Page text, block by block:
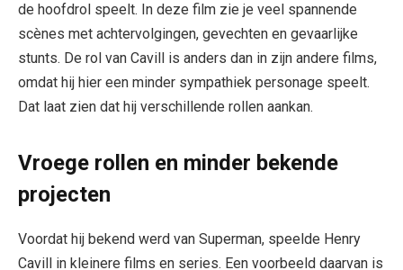
de hoofdrol speelt. In deze film zie je veel spannende
scènes met achtervolgingen, gevechten en gevaarlijke
stunts. De rol van Cavill is anders dan in zijn andere films,
omdat hij hier een minder sympathiek personage speelt.
Dat laat zien dat hij verschillende rollen aankan.
Vroege rollen en minder bekende
projecten
Voordat hij bekend werd van Superman, speelde Henry
Cavill in kleinere films en series. Een voorbeeld daarvan is